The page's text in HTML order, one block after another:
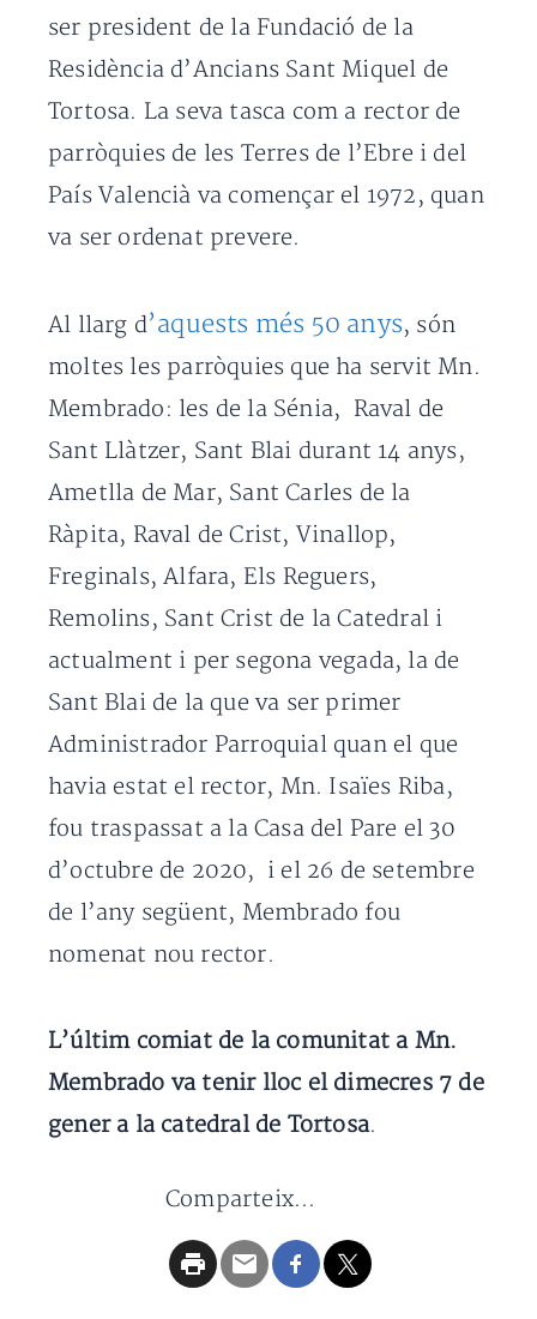
ser president de la Fundació de la
Residència d’Ancians Sant Miquel de
Tortosa. La seva tasca com a rector de
parròquies de les Terres de l’Ebre i del
País Valencià va començar el 1972, quan
va ser ordenat prevere.
Al llarg d’aquests més 50 anys, són
moltes les parròquies que ha servit Mn.
Membrado: les de la Sénia, Raval de
Sant Llàtzer, Sant Blai durant 14 anys,
Ametlla de Mar, Sant Carles de la
Ràpita, Raval de Crist, Vinallop,
Freginals, Alfara, Els Reguers,
Remolins, Sant Crist de la Catedral i
actualment i per segona vegada, la de
Sant Blai de la que va ser primer
Administrador Parroquial quan el que
havia estat el rector, Mn. Isaïes Riba,
fou traspassat a la Casa del Pare el 30
d’octubre de 2020, i el 26 de setembre
de l’any següent, Membrado fou
nomenat nou rector.
L’últim comiat de la comunitat a Mn.
Membrado va tenir lloc el dimecres 7 de
gener a la catedral de Tortosa.
Comparteix...